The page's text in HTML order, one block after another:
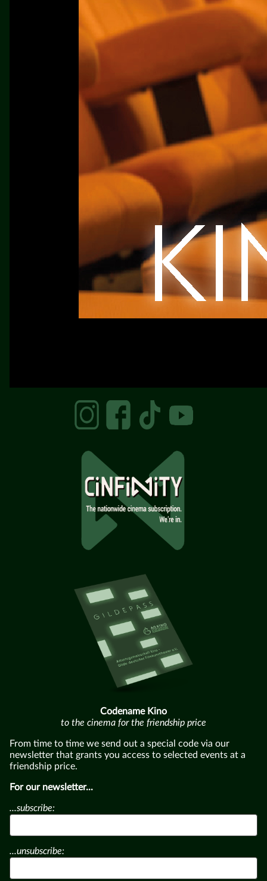
Codename Kino
to the cinema for the friendship price
From time to time we send out a special code via our
newsletter that grants you access to selected events at a
friendship price.
For our newsletter...
...subscribe:
...unsubscribe: